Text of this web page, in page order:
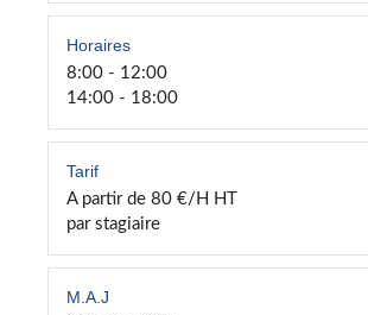
Horaires
8:00 - 12:00
14:00 - 18:00
Tarif
A partir de 80 €/H HT
par stagiaire
M.A.J